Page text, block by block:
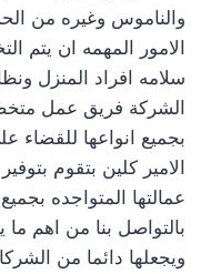
والناموس وغيره من
الامور المهمه ان يتم
سلامه افراد المنزل
الشركة فريق عمل
بجميع انواعها
الامير كلين بتقوم
عمالتها المتواجده
بالتواصل بنا من اهم
ويجعلها دائما من